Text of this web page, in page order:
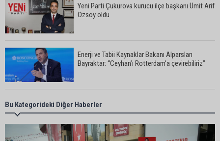
Yeni Parti Çukurova kurucu ilçe başkanı Ümit Arif
Özsoy oldu
Enerji ve Tabii Kaynaklar Bakanı Alparslan
Bayraktar: “Ceyhan’ı Rotterdam’a çevirebiliriz”
Başkan Ali Bedrettin Karataş’tan sahiller için
duyarlılık çağrısı
Bu Kategorideki Diğer Haberler